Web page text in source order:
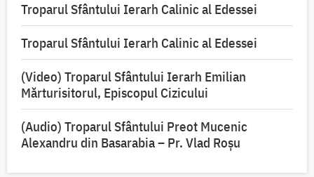
Troparul Sfântului Ierarh Calinic al Edessei
Troparul Sfântului Ierarh Calinic al Edessei
(Video) Troparul Sfântului Ierarh Emilian
Mărturisitorul, Episcopul Cizicului
(Audio) Troparul Sfântului Preot Mucenic
Alexandru din Basarabia – Pr. Vlad Roșu